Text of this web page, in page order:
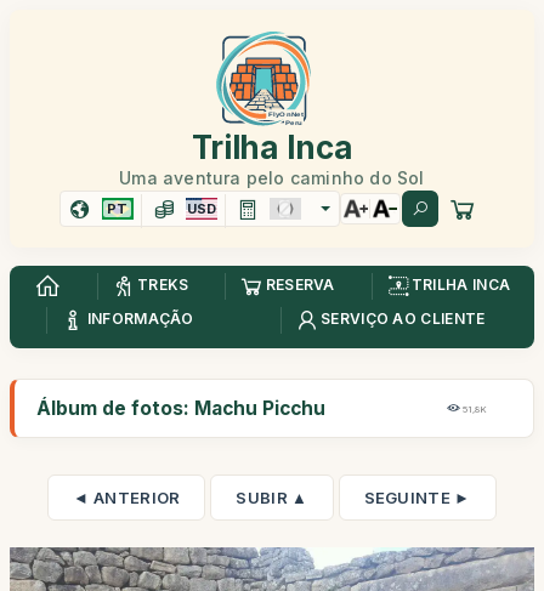
Trilha Inca
Uma aventura pelo caminho do Sol
PT USD
TREKS RESERVA
TRILHA INCA
INFORMAÇÃO
SERVIÇO AO CLIENTE
Álbum de fotos: Machu Picchu 51,8K
◄ ANTERIOR SUBIR ▲ SEGUINTE ►